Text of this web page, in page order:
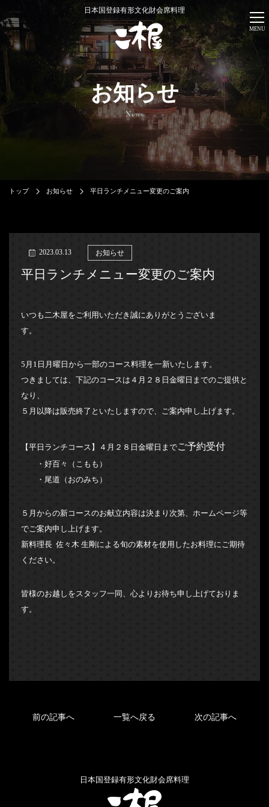
MENU
日本国登録有形文化財会席料理
お知らせ
News
トップ お知らせ 平日ランチメニュー変更のご案内
2023.03.13 お知らせ
平日ランチメニュー変更のご案内
いつも二木屋をご利用いただき誠にありがとうございま
す。
5月1日月曜日から一部のコース料理を一新いたします。
つきましては、下記のコースは４月２８日金曜日までのご提供と
なり、
５月以降は販売終了といたしますので、ご案内申し上げます。
【平日ランチコース】４月２８日金曜日までご予約受付
・好百々（こもも）
・尾道（おのみち）
５月からの新コースのお献立内容は決まり次第、ホームページ等
でご案内申し上げます。
新料理長 佐々木 生剛による旬の素材を使用したお料理にご期待
ください。
皆様のお越しをスタッフ一同、心よりお待ち申し上げておりま
す。
前の記事へ 一覧へ戻る 次の記事へ
日本国登録有形文化財会席料理